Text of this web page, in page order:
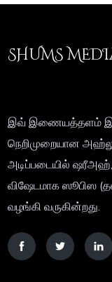
SHUMS
இவ் இணையத்தளம்
நெறிமுறையான
அடிப்படையில்
விஷேடமாக ஸூபிஸ
வழங்கி வருகின்றது.